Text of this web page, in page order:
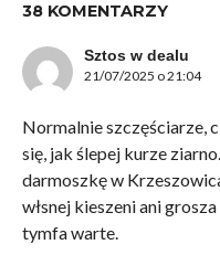
38 KOMENTARZY
Sztos w dealu
21/07/2025 o 21:04
Normalnie szczęściarze,
się, jak ślepej kurze
darmoszkę w
włsnej kieszeni ani
tymfa warte.